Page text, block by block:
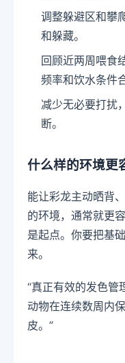
调整躲避区和攀
和躲藏。
回顾近两周喂食
频率和饮水条件
减少无必要打扰
断。
什么样的环境更
能让彩龙主动晒背
的环境，通常就更
是起点。你要把基
来。
“真正有效的发色管
动物在连续数周内
皮。”